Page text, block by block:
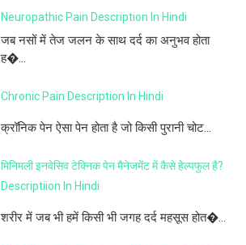
Neuropathic Pain Description In Hindi
जब नसों में तेज जलन के साथ दर्द का अनुभव होता
ह�...
Chronic Pain Description In Hindi
क्रॉनिक पेन ऐसा पेन होता है जो किसी पुरानी चोट...
मिनिमली इनवेसिव टेक्निक पेन मैनेजमेंट में कैसे हेल्पफुल है?
Descriptiion In Hindi
शरीर में जब भी हमें किसी भी जगह दर्द महसूस होत�...